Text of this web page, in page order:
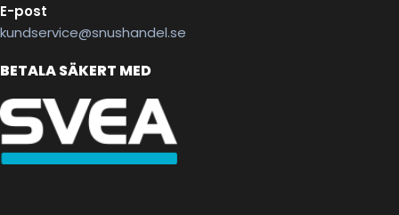
E-post
kundservice@snushandel.se
BETALA SÄKERT MED